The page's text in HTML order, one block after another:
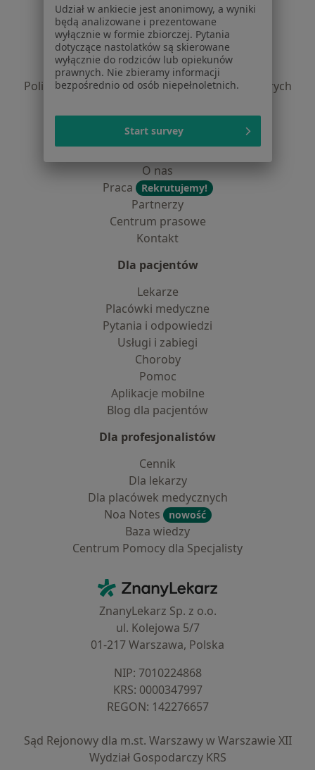
Serwis
Regulamin
Polityka prywatności pacjentów
Polityka prywatności profesjonalistów
Polityka prywatności dla profesjonalistów, których
Polityka cookies
Jak działają wyniki wyszukiwania
O nas
Praca
Rekrutujemy!
Partnerzy
Centrum prasowe
Kontakt
Dla pacjentów
Lekarze
Placówki medyczne
Pytania i odpowiedzi
Usługi i zabiegi
Choroby
Pomoc
Aplikacje mobilne
Blog dla pacjentów
Dla profesjonalistów
Cennik
Dla lekarzy
Dla placówek medycznych
Noa Notes
nowość
Baza wiedzy
Centrum Pomocy dla Specjalisty
ZnanyLekarz - Strona główna
ZnanyLekarz Sp. z o.o.
ul. Kolejowa 5/7
01-217 Warszawa, Polska
NIP: ⁠7010224868
KRS: ⁠0000347997
REGON: ⁠142276657
Sąd Rejonowy dla m.st. Warszawy w Warszawie XII
Wydział Gospodarczy KRS
Udział w ankiecie jest anonimowy, a wyniki
będą analizowane i prezentowane
wyłącznie w formie zbiorczej. Pytania
dotyczące nastolatków są skierowane
wyłącznie do rodziców lub opiekunów
prawnych. Nie zbieramy informacji
bezpośrednio od osób niepełnoletnich.
Start survey